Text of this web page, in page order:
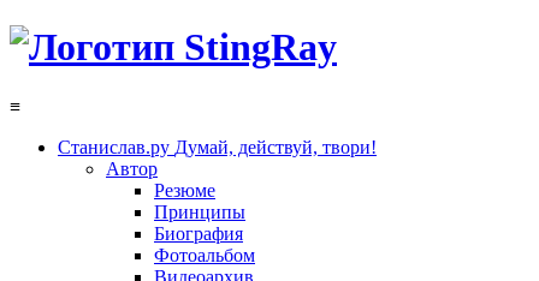
≡
Станислав.ру Думай, действуй, твори!
Автор
Резюме
Принципы
Биография
Фотоальбом
Видеоархив